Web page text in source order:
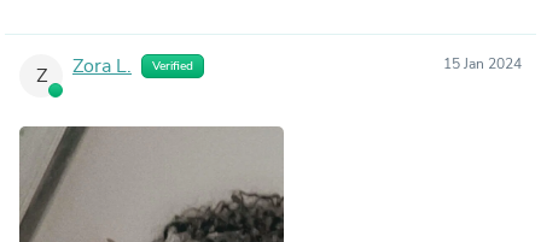
Z Zora L. Verified 15 Jan 2024